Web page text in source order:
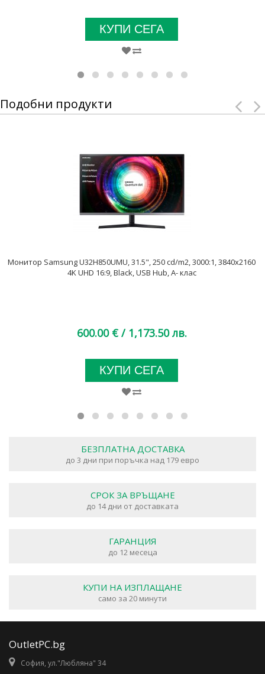
КУПИ СЕГА
Подобни продукти
Монитор Samsung U32H850UMU, 31.5", 250 cd/m2, 3000:1, 3840x2160
4K UHD 16:9, Black, USB Hub, A- клас
600.00 €/ 1,173.50 лв.
КУПИ СЕГА
БЕЗПЛАТНА ДОСТАВКА
до 3 дни при поръчка над 179 евро
СРОК ЗА ВРЪЩАНЕ
до 14 дни от доставката
ГАРАНЦИЯ
до 12 месеца
КУПИ НА ИЗПЛАЩАНЕ
само за 20 минути
OutletPC.bg
София, ул."Любляна" 34